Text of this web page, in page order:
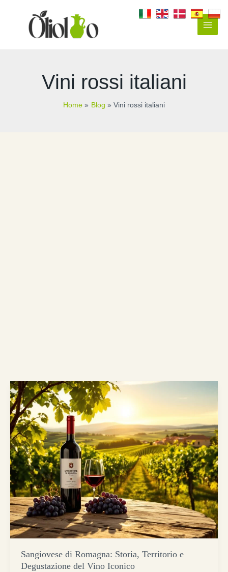
contenuto
Main
Vini rossi italiani
Home Blog Vini rossi italiani
Sangiovese di Romagna: Storia, Territorio e
Degustazione del Vino Iconico